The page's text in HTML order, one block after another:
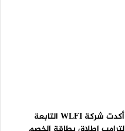
أكدت شركة WLFI التابعة